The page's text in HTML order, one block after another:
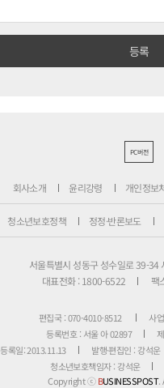
PC버전
회사소개 윤리강령 개인정보
청소년보호정책 정정·반론보도
서울특별시 성동구 성수일로 39-34
대표전화 : 1800-6522
팩
편집국 : 070-4010-8512
사
등록번호 : 서울 아 02897
등록일: 2013.11.13
발행·편집인 : 강석운
청소년보호책임자 : 강석운
Copyright ⓒBUSINESSPOST.